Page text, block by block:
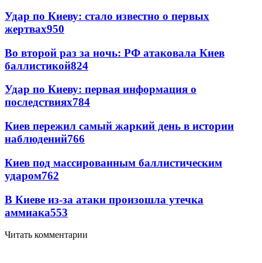
Удар по Киеву: стало известно о первых
жертвах950
Во второй раз за ночь: РФ атаковала Киев
баллистикой824
Удар по Киеву: первая информация о
последствиях784
Киев пережил самый жаркий день в истории
наблюдений766
Киев под массированным баллистическим
ударом762
В Киеве из-за атаки произошла утечка
аммиака553
Читать комментарии